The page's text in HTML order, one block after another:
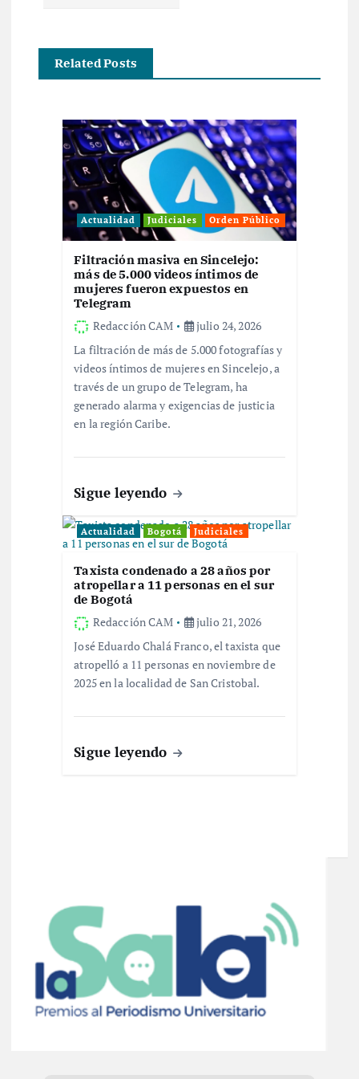
Related Posts
Actualidad Judiciales Orden Público
Filtración masiva en Sincelejo:
más de 5.000 videos íntimos de
mujeres fueron expuestos en
Telegram
Redacción CAM
julio 24, 2026
La filtración de más de 5.000 fotografías y
videos íntimos de mujeres en Sincelejo, a
través de un grupo de Telegram, ha
generado alarma y exigencias de justicia
en la región Caribe.
Sigue leyendo
Actualidad Bogotá Judiciales
Taxista condenado a 28 años por
atropellar a 11 personas en el sur
de Bogotá
Redacción CAM
julio 21, 2026
José Eduardo Chalá Franco, el taxista que
atropelló a 11 personas en noviembre de
2025 en la localidad de San Cristobal.
Sigue leyendo